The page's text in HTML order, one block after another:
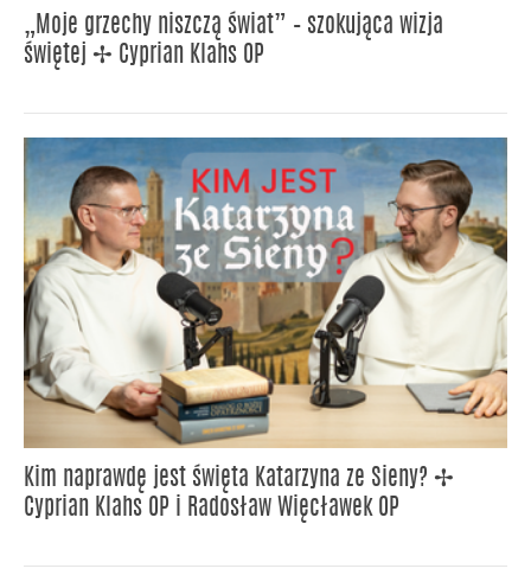
„Moje grzechy niszczą świat” – szokująca wizja
świętej ✢ Cyprian Klahs OP
Kim naprawdę jest święta Katarzyna ze Sieny? ✢
Cyprian Klahs OP i Radosław Więcławek OP